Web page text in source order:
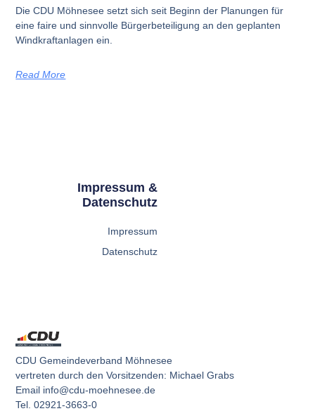
Die CDU Möhnesee setzt sich seit Beginn der Planungen für
eine faire und sinnvolle Bürgerbeteiligung an den geplanten
Windkraftanlagen ein.
Read More
CDU Gemeindeverband Möhnesee
vertreten durch den Vorsitzenden: Michael Grabs
Email info@cdu-moehnesee.de
Tel. 02921-3663-0
Impressum &
Datenschutz
Impressum
Datenschutz